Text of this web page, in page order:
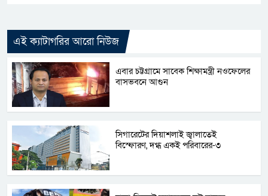
এই ক্যাটাগরির আরো নিউজ
এবার চট্টগ্রামে সাবেক শিক্ষামন্ত্রী নওফেলের
বাসভবনে আগুন
সিগারেটের দিয়াশলাই জ্বালাতেই
বিস্ফোরণ, দগ্ধ একই পরিবারের-৩